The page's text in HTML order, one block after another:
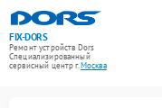
FIX-DORS
Ремонт устройств Dors
Специализированный
cервисный центр г.Москва